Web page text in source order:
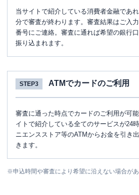
当サイトで紹介している消費者金融であ
分で審査が終わります。審査結果はご入
番号にご連絡。審査に通れば希望の銀行
振り込まれます。
STEP3 ATMでカードのご利用
審査に通った時点でカードのご利用が可
イトで紹介している全てのサービスが24
ニエンスストア等のATMからお金を引き
きます。
※申込時間や審査により希望に沿えない場合があ